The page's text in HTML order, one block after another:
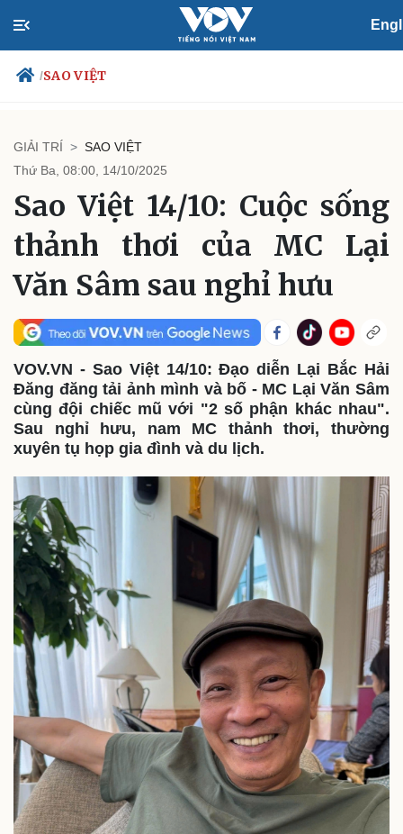
/SAO VIỆT
Chính trị
Đảng
Tổ chức nhân sự
Quốc hội
Nhận diện sự thật
Tin 24h
Dự báo thời tiết
Giáo dục
Dấu ấn VOV
Việc làm
Biển đảo
GIẢI TRÍ
SAO VIỆT
Thứ Ba, 08:00, 14/10/2025
Sao Việt 14/10: Cuộc sống
thảnh thơi của MC Lại
Văn Sâm sau nghỉ hưu
VOV.VN - Sao Việt 14/10: Đạo diễn Lại Bắc Hải
Đăng đăng tải ảnh mình và bố - MC Lại Văn Sâm
cùng đội chiếc mũ với "2 số phận khác nhau".
Sau nghỉ hưu, nam MC thảnh thơi, thường
xuyên tụ họp gia đình và du lịch.